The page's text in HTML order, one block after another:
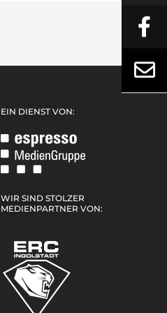
EIN DIENST VON:
WIR SIND STOLZER
MEDIENPARTNER VON: